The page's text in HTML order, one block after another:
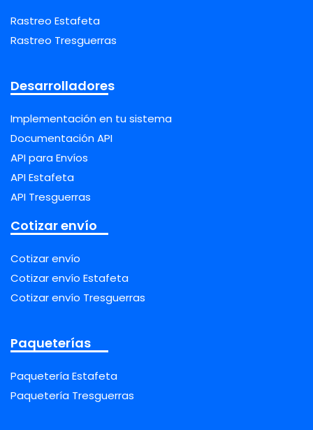
Rastreo Estafeta
Rastreo Tresguerras
Desarrolladores
Implementación en tu sistema
Documentación API
API para Envíos
API Estafeta
API Tresguerras
Cotizar envío
Cotizar envío
Cotizar envío Estafeta
Cotizar envío Tresguerras
Paqueterías
Paquetería Estafeta
Paquetería Tresguerras